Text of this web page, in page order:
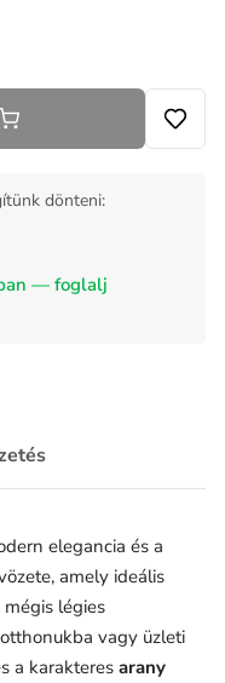
dönteni:
— foglalj
elegancia és a
amely ideális
légies
vagy üzleti
a karakteres arany